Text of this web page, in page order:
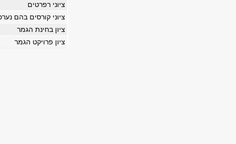
ציוני רפרטים
ציוני קורסים בהם
ציון בחינת הגמר
ציון פרויקט הגמר